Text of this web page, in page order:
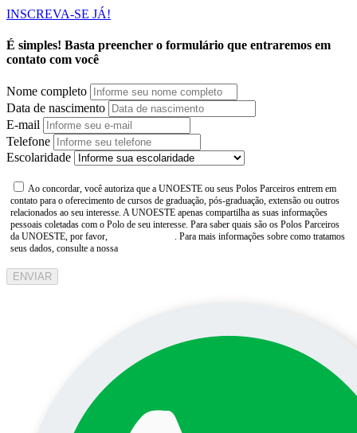
INSCREVA-SE JÁ!
É simples! Basta preencher o formulário que entraremos em
contato com você
Nome completo
Data de nascimento
E-mail
Telefone
Escolaridade
Ao concordar, você autoriza que a UNOESTE ou seus Polos Parceiros entrem em
contato para o oferecimento de cursos de graduação, pós-graduação, extensão ou outros
relacionados ao seu interesse. A UNOESTE apenas compartilha as suas informações
pessoais coletadas com o Polo de seu interesse. Para saber quais são os Polos Parceiros
da UNOESTE, por favor,
. Para mais informações sobre como tratamos
seus dados, consulte a nossa
ENVIAR